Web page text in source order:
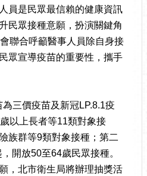
員是民眾最信賴的健康資訊
民眾接種意願，扮演關鍵角
聯合呼籲醫事人員除自身接
眾宣導疫苗的重要性，攜手
三價疫苗及新冠LP.8.1疫
以上長者等11類對象接
族群等9類對象接種；第二
開放50至64歲民眾接種。
，北市衛生局將辦理抽獎活